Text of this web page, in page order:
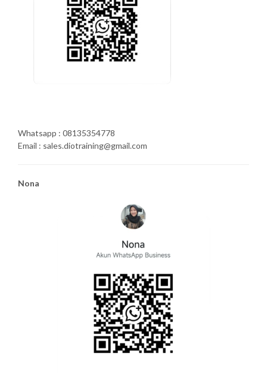
Whatsapp : 08135354778
Email : sales.diotraining@gmail.com
Nona